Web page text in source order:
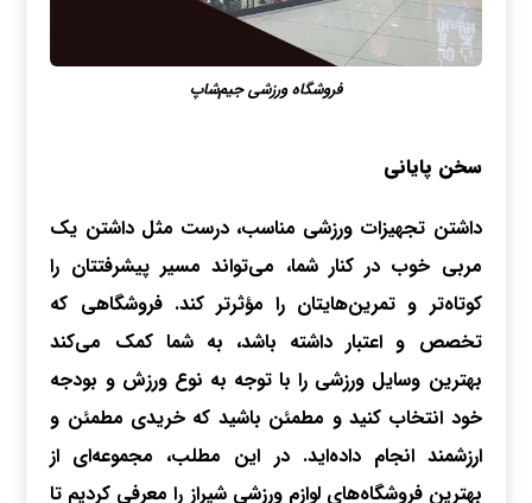
فروشگاه ورزشی جیم‌شاپ
سخن پایانی
داشتن تجهیزات ورزشی مناسب، درست مثل داشتن یک
مربی خوب در کنار شما، می‌تواند مسیر پیشرفتتان را
کوتاه‌تر و تمرین‌هایتان را مؤثرتر کند. فروشگاهی که
تخصص و اعتبار داشته باشد، به شما کمک می‌کند
بهترین وسایل ورزشی را با توجه به نوع ورزش و بودجه
خود انتخاب کنید و مطمئن باشید که خریدی مطمئن و
ارزشمند انجام داده‌اید. در این مطلب، مجموعه‌ای از
بهترین فروشگاه‌های لوازم ورزشی شیراز را معرفی کردیم تا